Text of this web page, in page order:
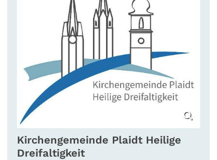
Kirchengemeinde Plaidt Heilige
Dreifaltigkeit